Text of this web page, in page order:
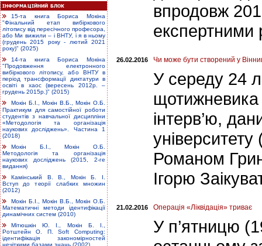
15-та книга Бориса Мокіна
"Фінальний етап вибіркового
літопису від пересічного професора,
або Ми вижили – і ВНТУ, і я в ньому
(грудень 2015 року - лютий 2021
року)" (2025)
14-та книга Бориса Мокіна
"Продовження електронного
вибіркового літопису, або ВНТУ в
період трансформації диктатури в
освіті в хаос (вересень 2012р. –
грудень 2015р.)" (2015)
Мокін Б.І., Мокін В.Б., Мокін О.Б.
Практикум для самостійної роботи
студентів з навчальної дисципліни
«Методологія та організація
наукових досліджень». Частина 1
(2018)
Мокін Б.І., Мокін О.Б.
Методологія та організація
наукових досліджень (2015, 2-ге
видання)
Камінський В. В., Мокін Б. І.
Вступ до теорії слабких множин
(2012)
Мокін Б.І., Мокін В.Б., Мокін О.Б.
Математичні методи ідентифікації
динамічних систем (2010)
Мітюшкін Ю. І., Мокін Б. І.,
Ротштейн О. П. Soft Computing:
ідентифікація закономірностей
нечіткими базами знань (2002)
впродовж
експертними
26.02.2016 Чи може бути створений у
У середу 24
щотижневика
інтерв’ю,
Романом
Ігорю
21.02.2016 Операція «Ліквідація» триває
У п’ятницю